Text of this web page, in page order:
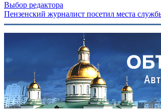
Выбор редактора
Пензенский журналист посетил места